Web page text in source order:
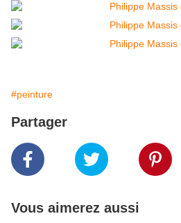
#peinture
Partager
Vous aimerez aussi